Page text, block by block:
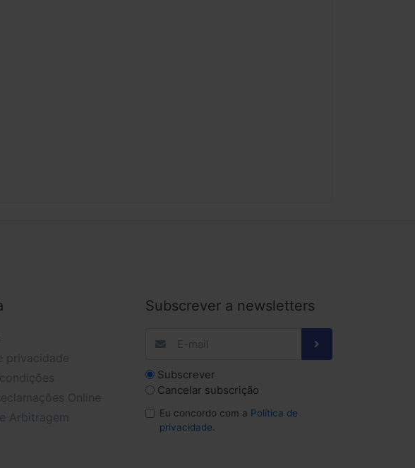
privacidade
Online
Arbitragem
Subscrever a newsletters
Subscrever
Cancelar subscrição
Eu concordo com a Política de
privacidade